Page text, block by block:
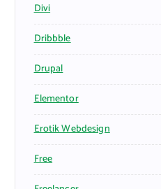
Divi
Dribbble
Drupal
Elementor
Erotik Webdesign
Free